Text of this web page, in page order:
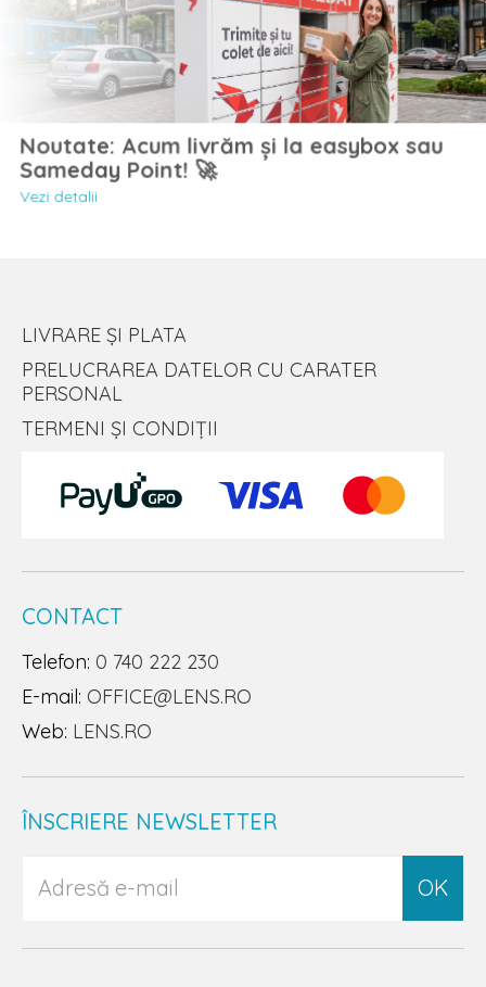
Noutate: Acum livrăm și la easybox sau
Sameday Point! 🚀
Vezi detalii
LIVRARE ȘI PLATA
PRELUCRAREA DATELOR CU CARATER
PERSONAL
TERMENI ȘI CONDIȚII
CONTACT
Telefon: 0 740 222 230
E-mail: OFFICE@LENS.RO
Web: LENS.RO
ÎNSCRIERE NEWSLETTER
OK